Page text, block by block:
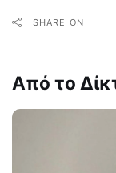
SHARE ON
Από το